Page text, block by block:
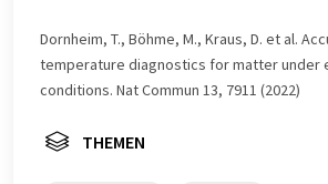
Dornheim, T., Böhme, M., Kraus, D. et al.
temperature diagnostics for matter under
conditions. Nat Commun 13, 7911 (2022)
THEMEN